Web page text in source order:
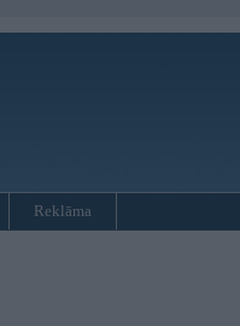
Reklāma